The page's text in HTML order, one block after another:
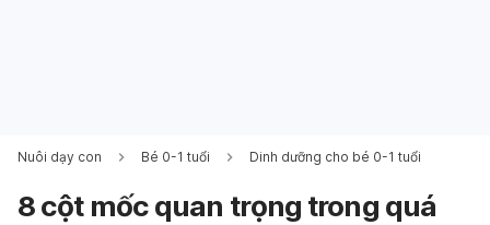
Nuôi dạy con Bé 0-1 tuổi Dinh dưỡng cho bé 0-1 tuổi
8 cột mốc quan trọng trong quá